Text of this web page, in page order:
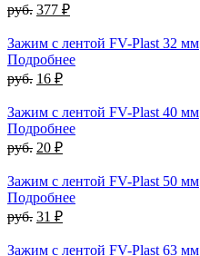
руб. 377 ₽
Зажим с лентой FV-Plast 32 мм
Подробнее
руб. 16 ₽
Зажим с лентой FV-Plast 40 мм
Подробнее
руб. 20 ₽
Зажим с лентой FV-Plast 50 мм
Подробнее
руб. 31 ₽
Зажим с лентой FV-Plast 63 мм